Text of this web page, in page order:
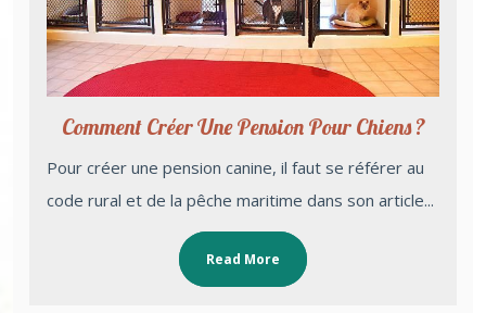
Comment Créer Une Pension Pour Chiens ?
Pour créer une pension canine, il faut se référer au
code rural et de la pêche maritime dans son article...
Read More